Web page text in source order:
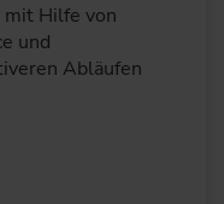
mit Hilfe von
und
Abläufen